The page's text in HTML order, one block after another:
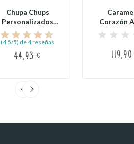
Chupa Chups
Personalizados
para Comunión (95
uds)
(4,5/5) de 4 reseñas
44,93 €
Corazón